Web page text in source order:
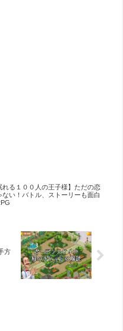
れる１００人の王子様】ただの恋
ない！バトル、ストーリーも面白
方